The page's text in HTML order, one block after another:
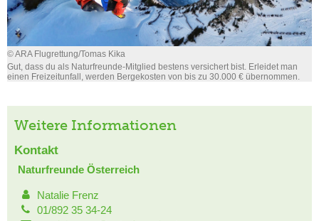
© ARA Flugrettung/Tomas Kika
Gut, dass du als Naturfreunde-Mitglied bestens versichert bist. Erleidet man
einen Freizeitunfall, werden Bergekosten von bis zu 30.000 € übernommen.
Weitere Informationen
Kontakt
Naturfreunde Österreich
Natalie Frenz
01/892 35 34-24